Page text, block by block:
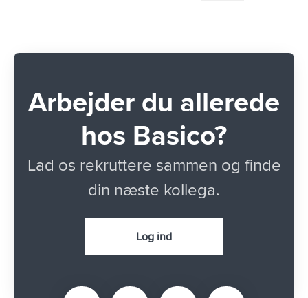
Arbejder du allerede
hos Basico?
Lad os rekruttere sammen og finde
din næste kollega.
Log ind